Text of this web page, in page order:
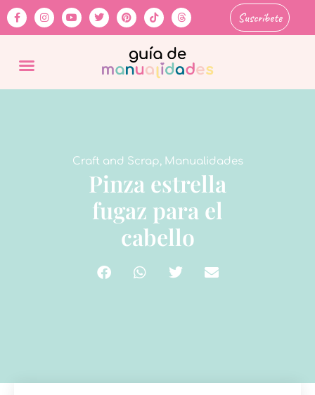
Suscríbete
Craft and Scrap, Manualidades
Pinza estrella
fugaz para el
cabello